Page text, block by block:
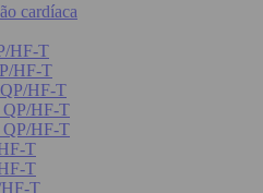
cardíaca
HF-T
HF-T
HF-T
QP/HF-T
QP/HF-T
T
T
T